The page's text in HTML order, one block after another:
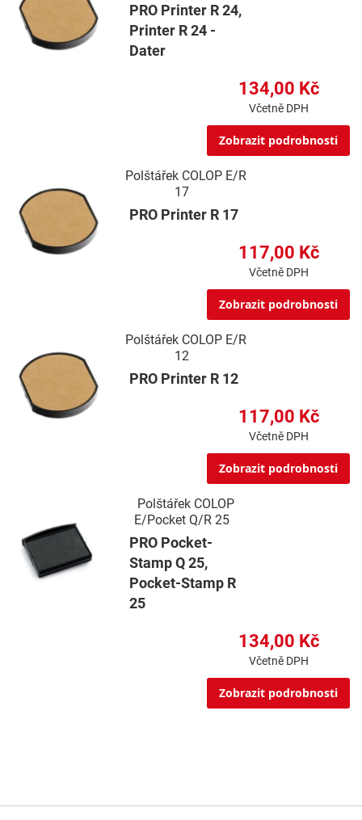
PRO Printer R 24,
Printer R 24 -
Dater
134,00 Kč
Včetně DPH
Zobrazit podrobnosti
Polštářek COLOP E/R
17
PRO Printer R 17
117,00 Kč
Včetně DPH
Zobrazit podrobnosti
Polštářek COLOP E/R
12
PRO Printer R 12
117,00 Kč
Včetně DPH
Zobrazit podrobnosti
Polštářek COLOP
E/Pocket Q/R 25
PRO Pocket-
Stamp Q 25,
Pocket-Stamp R
25
134,00 Kč
Včetně DPH
Zobrazit podrobnosti